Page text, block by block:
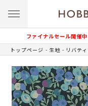
ファイナルセール開催
トップページ 生地 リバテ